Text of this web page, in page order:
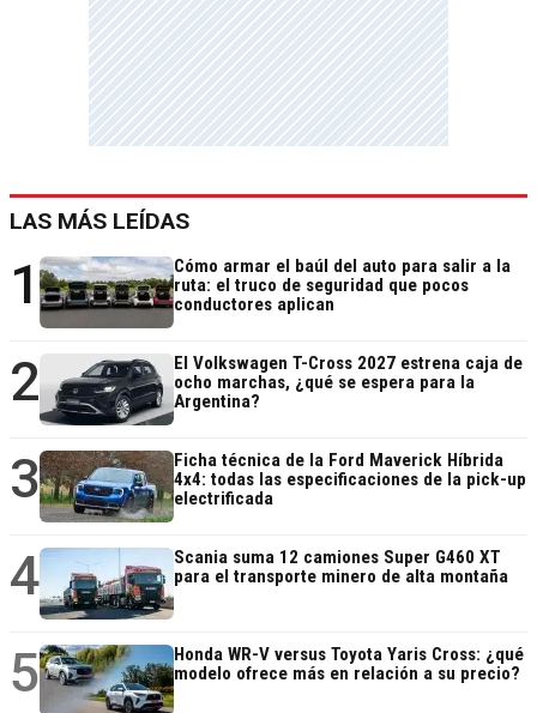
LAS MÁS LEÍDAS
1
Cómo armar el baúl del auto para salir a la
ruta: el truco de seguridad que pocos
conductores aplican
2
El Volkswagen T-Cross 2027 estrena caja de
ocho marchas, ¿qué se espera para la
Argentina?
3
Ficha técnica de la Ford Maverick Híbrida
4x4: todas las especificaciones de la pick-up
electrificada
4
Scania suma 12 camiones Super G460 XT
para el transporte minero de alta montaña
5
Honda WR-V versus Toyota Yaris Cross: ¿qué
modelo ofrece más en relación a su precio?